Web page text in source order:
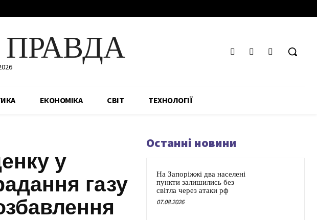
ЕКОНОМІКА СВІТ ТЕХНОЛОГІЇ
у
газу
Останні новини
На Запоріжжі два населені
пункти залишились без
світла через атаки рф
07.08.2026